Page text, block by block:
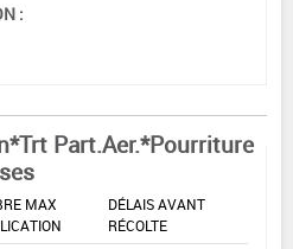
:
Part.Aer.*Pourriture
MAX
DÉLAIS AVANT
RÉCOLTE